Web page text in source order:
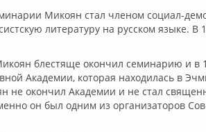
Микоян стал членом социал-
литературу на русском языке. В
блестяще окончил семинарию и в
Академии, которая находилась в
не окончил Академии и не стал
он был одним из организаторов